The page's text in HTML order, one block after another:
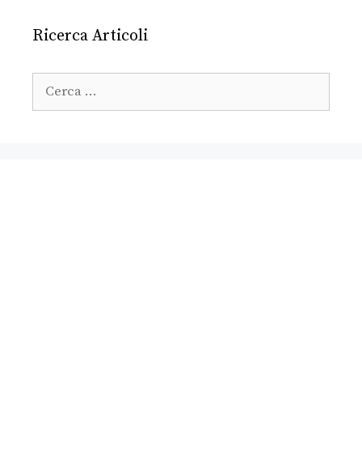
Ricerca Articoli